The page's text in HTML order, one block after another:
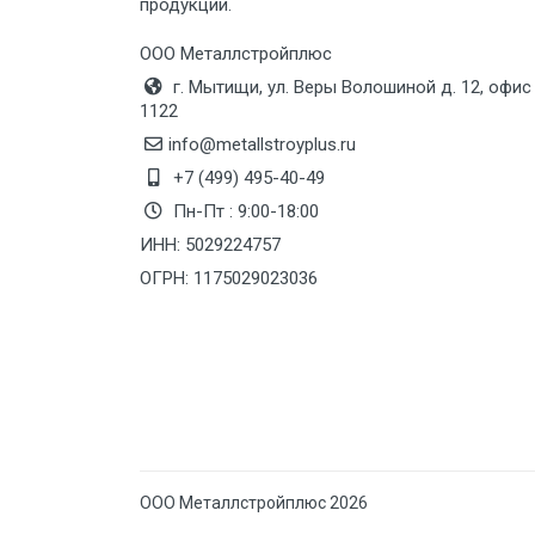
Груз до 12 м, вес до 20 тн
Манипулятор до 6 м, вес до 5 тн
Манипулятор до 6 м, вес до 8 тн
продукции.
ООО Металлстройплюс
г. Мытищи, ул. Веры Волошиной д. 12, офис
1122
info@metallstroyplus.ru
+7 (499) 495-40-49
Пн-Пт : 9:00-18:00
ИНН: 5029224757
ОГРН: 1175029023036
ООО Металлстройплюс 2026